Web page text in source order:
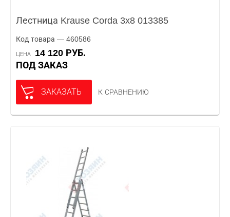
Лестница Krause Corda 3x8 013385
Код товара — 460586
ЦЕНА
14 120 РУБ.
ПОД ЗАКАЗ
ЗАКАЗАТЬ К СРАВНЕНИЮ